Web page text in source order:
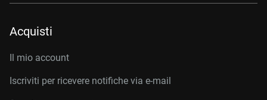
Acquisti
Il mio account
Iscriviti per ricevere notifiche via e-mail